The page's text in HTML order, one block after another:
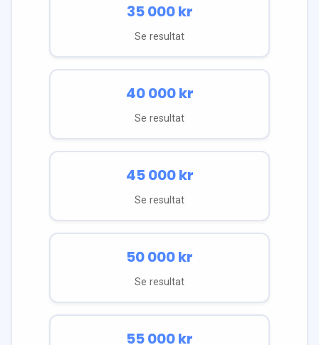
35 000kr
Se resultat
40 000kr
Se resultat
45 000kr
Se resultat
50 000kr
Se resultat
55 000kr